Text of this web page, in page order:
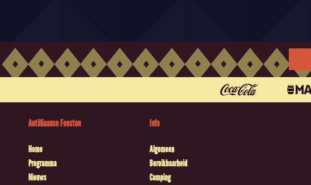
Antilliaanse Feesten
Home
Programma
Nieuws
Info
Algemeen
Bereikbaarheid
Camping